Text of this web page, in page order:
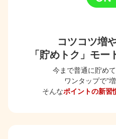
コツコツ増
「貯めトク」モ
今まで普通に貯め
ワンタップで”
そんなポイントの新習